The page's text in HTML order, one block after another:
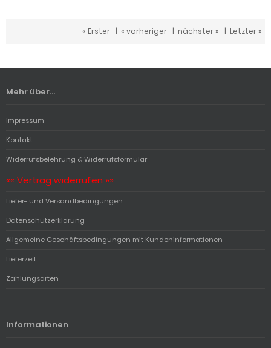
« Erster | « vorheriger | nächster » | Letzter »
Mehr über...
Impressum
Kontakt
Widerrufsbelehrung & Widerrufsformular
«« Vertrag widerrufen »»
Liefer- und Versandbedingungen
Datenschutzerklärung
Allgemeine Geschäftsbedingungen mit Kundeninformationen
Lieferzeit
Zahlungsarten
Informationen